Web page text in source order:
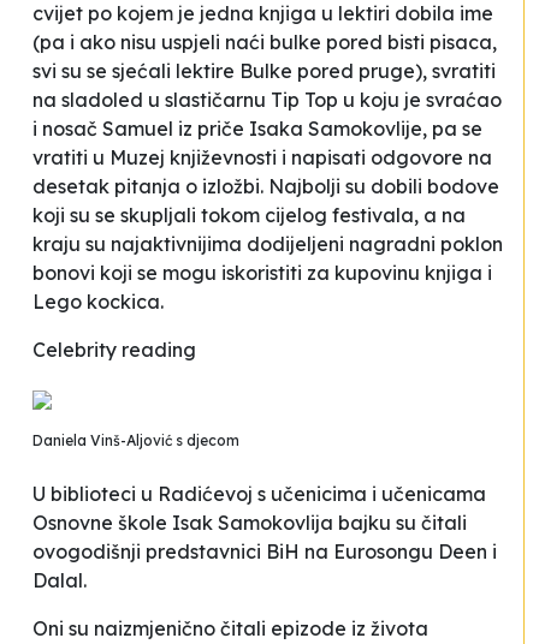
cvijet po kojem je jedna knjiga u lektiri dobila ime
(pa i ako nisu uspjeli naći bulke pored bisti pisaca,
svi su se sjećali lektire Bulke pored pruge), svratiti
na sladoled u slastičarnu Tip Top u koju je svraćao
i nosač Samuel iz priče Isaka Samokovlije, pa se
vratiti u Muzej književnosti i napisati odgovore na
desetak pitanja o izložbi. Najbolji su dobili bodove
koji su se skupljali tokom cijelog festivala, a na
kraju su najaktivnijima dodijeljeni nagradni poklon
bonovi koji se mogu iskoristiti za kupovinu knjiga i
Lego kockica.
Celebrity reading
Daniela Vinš-Aljović s djecom
U biblioteci u Radićevoj s učenicima i učenicama
Osnovne škole Isak Samokovlija bajku su čitali
ovogodišnji predstavnici BiH na Eurosongu Deen i
Dalal.
Oni su naizmjenično čitali epizode iz života